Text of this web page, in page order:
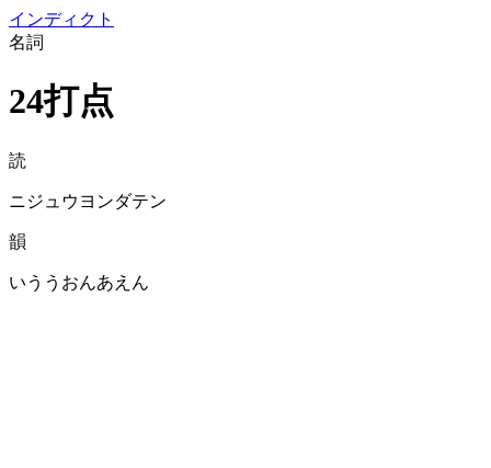
インディクト
名詞
24打点
読
ニジュウヨンダテン
韻
いううおんあえん